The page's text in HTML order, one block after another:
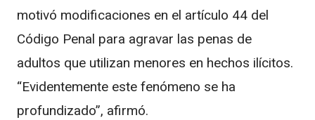
motivó modificaciones en el artículo 44 del
Código Penal para agravar las penas de
adultos que utilizan menores en hechos ilícitos.
“Evidentemente este fenómeno se ha
profundizado”, afirmó.